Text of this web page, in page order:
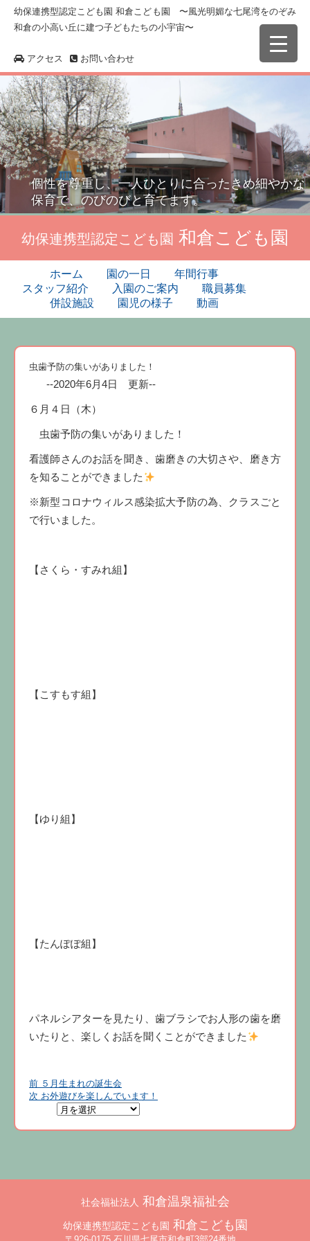
幼保連携型認定こども園 和倉こども園 〜風光明媚な七尾湾をのぞみ
和倉の小高い丘に建つ子どもたちの小宇宙〜
アクセス お問い合わせ
個性を尊重し、一人ひとりに合ったきめ細やかな
保育で、のびのびと育てます。
幼保連携型認定こども園 和倉こども園
ホーム 園の一日
年間行事
スタッフ紹介
入園のご案内
職員募集
併設施設
園児の様子 動画
虫歯予防の集いがありました！
--2020年6月4日 更新--
６月４日（木）
虫歯予防の集いがありました！
看護師さんのお話を聞き、歯磨きの大切さや、磨き方
を知ることができました
※新型コロナウィルス感染拡大予防の為、クラスごと
で行いました。
【さくら・すみれ組】
【こすもす組】
【ゆり組】
【たんぽぽ組】
パネルシアターを見たり、歯ブラシでお人形の歯を磨
いたりと、楽しくお話を聞くことができました
投
稿
ビ
前 前
の
５月生まれの誕生会
次 次
稿:
お外遊びを楽しんでいます！
社会福祉法人 和倉温泉福祉会
幼保連携型認定こども園 和倉こども園